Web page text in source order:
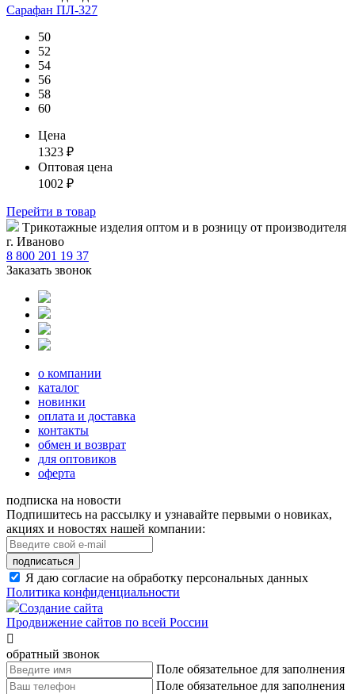
Сарафан ПЛ-327
50
52
54
56
58
60
Цена
1323 ₽
Оптовая цена
1002 ₽
Перейти в товар
Tрикотажные изделия оптом и в розницу от производителя
г. Иваново
8 800 201 19 37
Заказать звонок
о компании
каталог
новинки
оплата и доставка
контакты
обмен и возврат
для оптовиков
оферта
подписка на новости
Подпишитесь на рассылку и узнавайте первыми о новиках,
акциях и новостях нашей компании:
подписаться
Я даю согласие на обработку персональных данных
Политика конфиденциальности
Создание сайта
Продвижение сайтов по всей России

обратный звонок
Поле обязательное для заполнения
Поле обязательное для заполнения